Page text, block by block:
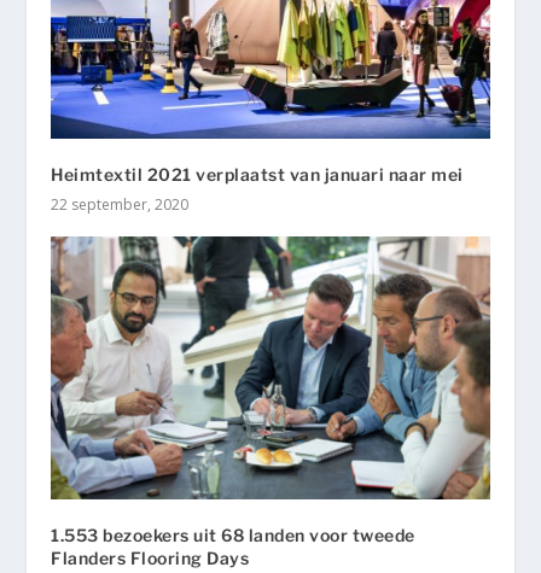
Heimtextil 2021 verplaatst van januari naar mei
22 september, 2020
1.553 bezoekers uit 68 landen voor tweede
Flanders Flooring Days